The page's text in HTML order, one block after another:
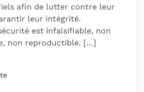
afin de lutter contre leur
leur intégrité.
est infalsifiable, non
non reproductible. […]